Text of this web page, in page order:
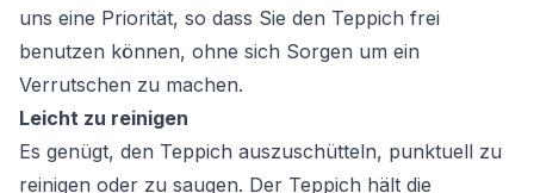
uns eine Priorität, so dass Sie den Teppich frei
benutzen können, ohne sich Sorgen um ein
Verrutschen zu machen.
Leicht zu reinigen
Es genügt, den Teppich auszuschütteln, punktuell zu
reinigen oder zu saugen. Der Teppich hält die